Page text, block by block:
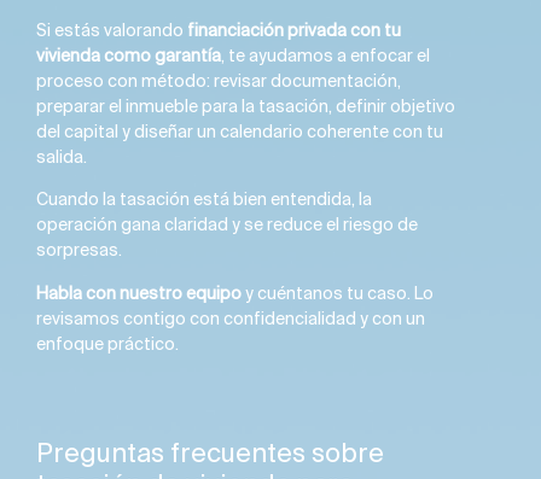
Si estás valorando financiación privada con tu
vivienda como garantía , te ayudamos a enfocar el
proceso con método: revisar documentación,
preparar el inmueble para la tasación, definir objetivo
del capital y diseñar un calendario coherente con tu
salida.
Cuando la tasación está bien entendida, la
operación gana claridad y se reduce el riesgo de
sorpresas.
Habla con nuestro equipoy cuéntanos tu caso. Lo
revisamos contigo con confidencialidad y con un
enfoque práctico.
Preguntas frecuentes sobre